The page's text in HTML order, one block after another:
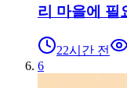
리 마을에 필
22시간 전
6